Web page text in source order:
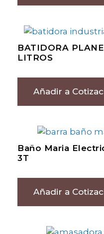
BATIDORA
LITROS
Añadir a
Baño Maria
3T
Añadir a